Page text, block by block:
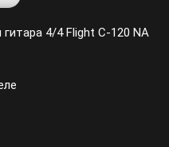
4/4 Flight C-120 NA